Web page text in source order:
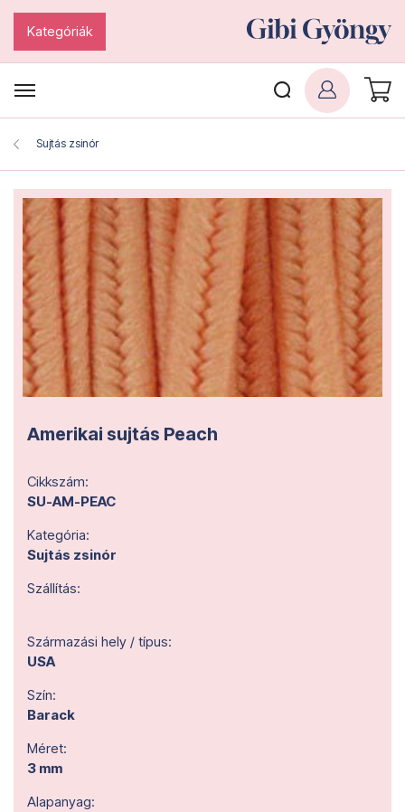
Kategóriák
Sujtás zsinór
Amerikai sujtás Peach
Cikkszám:
SU-AM-PEAC
Kategória:
Sujtás zsinór
Szállítás:
Származási hely / típus:
USA
Szín:
Barack
Méret:
3 mm
Alapanyag: